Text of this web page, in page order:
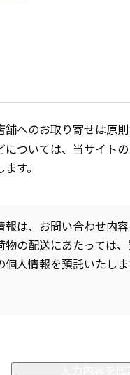
へのお取り寄せは原則
ついては、当サイトの
す。
報は、お問い合わせ内
の配送にあたっては
人情報を預託いたしま